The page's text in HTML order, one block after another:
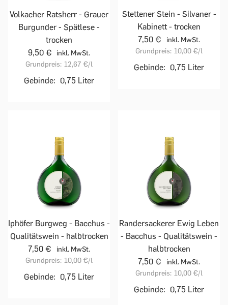
Volkacher Ratsherr - Grauer
Burgunder - Spätlese -
trocken
9,50 €
inkl. MwSt.
Grundpreis: 12,67 €/l
Gebinde: 0,75 Liter
Stettener Stein - Silvaner -
Kabinett - trocken
7,50 €
inkl. MwSt.
Grundpreis: 10,00 €/l
Gebinde: 0,75 Liter
Iphöfer Burgweg - Bacchus -
Qualitätswein - halbtrocken
7,50 €
inkl. MwSt.
Grundpreis: 10,00 €/l
Gebinde: 0,75 Liter
Randersackerer Ewig Leben
- Bacchus - Qualitätswein -
halbtrocken
7,50 €
inkl. MwSt.
Grundpreis: 10,00 €/l
Gebinde: 0,75 Liter